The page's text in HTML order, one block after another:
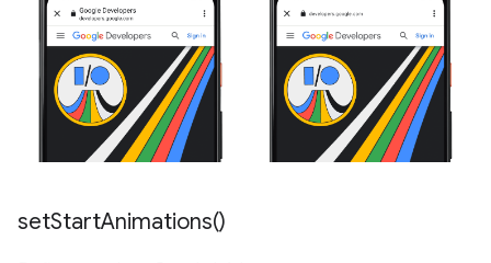
setStartAnimations()